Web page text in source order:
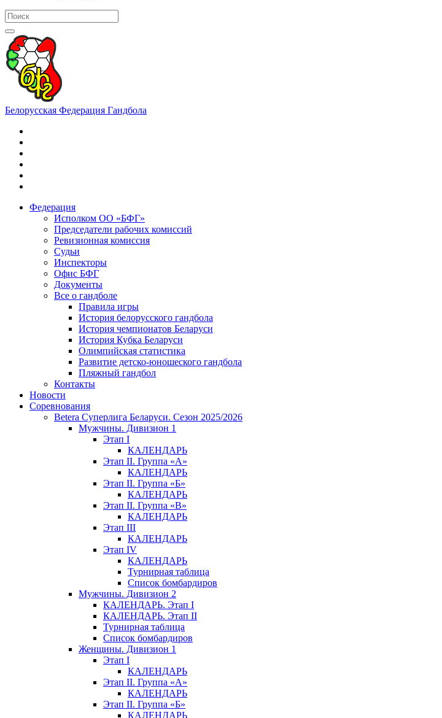
Белорусская Федерация Гандбола
Федерация
Исполком ОО «БФГ»
Председатели рабочих комиссий
Ревизионная комиссия
Судьи
Инспекторы
Офис БФГ
Документы
Все о гандболе
Правила игры
История белорусского гандбола
История чемпионатов Беларуси
История Кубка Беларуси
Олимпийская статистика
Развитие детско-юношеского гандбола
Пляжный гандбол
Контакты
Новости
Соревнования
Betera Суперлига Беларуси. Сезон 2025/2026
Мужчины. Дивизион 1
Этап I
КАЛЕНДАРЬ
Этап II. Группа «А»
КАЛЕНДАРЬ
Этап II. Группа «Б»
КАЛЕНДАРЬ
Этап II. Группа «В»
КАЛЕНДАРЬ
Этап III
КАЛЕНДАРЬ
Этап IV
КАЛЕНДАРЬ
Турнирная таблица
Список бомбардиров
Мужчины. Дивизион 2
КАЛЕНДАРЬ. Этап I
КАЛЕНДАРЬ. Этап II
Турнирная таблица
Список бомбардиров
Женщины. Дивизион 1
Этап I
КАЛЕНДАРЬ
Этап II. Группа «А»
КАЛЕНДАРЬ
Этап II. Группа «Б»
КАЛЕНДАРЬ